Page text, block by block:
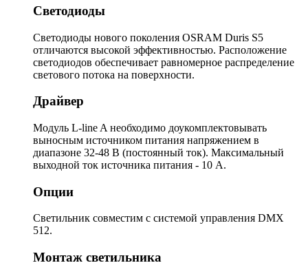
Светодиоды
Светодиоды нового поколения OSRAM Duris S5
отличаются высокой эффективностью. Расположение
светодиодов обеспечивает равномерное распределение
светового потока на поверхности.
Драйвер
Модуль L-line A необходимо доукомплектовывать
выносным источником питания напряжением в
диапазоне 32-48 В (постоянный ток). Максимальный
выходной ток источника питания - 10 А.
Опции
Светильник совместим с системой управления DMX
512.
Монтаж светильника